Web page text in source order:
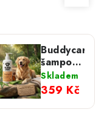
Buddycare
šampon
pro psy
Flea &
Tick
proti
Skladem
359 Kč